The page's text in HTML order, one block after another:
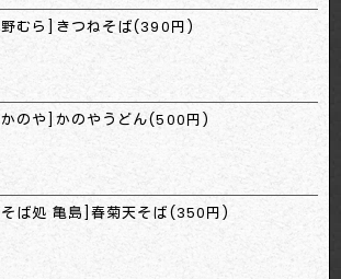
[野むら]きつねそば(390円)
[かのや]かのやうどん(500円)
[そば処 亀島]春菊天そば(350円)